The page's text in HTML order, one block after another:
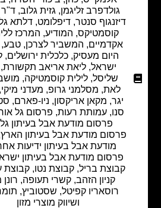
גולדפרב זליגמן,גזית גלוב,ד"ר פישר,
דיזנגוף סנטר,דיפלומט,דלתא גליל,דניה
קוסמטיקס,המודיע ,המרכז ללימודים
אקדמיים,המשביר לצרכן,טבע,ישראל
היום מעסיק, כלכלית ירושלים ,לוריאל
ליאת אריאב תקשורת,ליימן
שליסל
לילית קוסמטיקה,מושב חרב
מסלמני גרופ,מעדני מיקי,מפות
מקאן אריקסון ,ניו-פארם,סטודיו C
,
עמותת רעות,פרסום גל אורן BSD
,
פרסום מודעת אבל בעיתון גלובס,
פרסום מודעת אבל בעיתון הארץ,פרסום
מודעת אבל בעיתון ידיעות אחרונות,
פרסום מודעת אבל בעיתון ישראל היום,
קבוצת בריל,קבוצת נטו,קבוצת עזריאלי ,
קניון הזהב,קשרי תעופה, רונן מודל,
רוסאריו קפיטל, שסטוביץ,תומר יבוא
ושיווק מוצרי מזון